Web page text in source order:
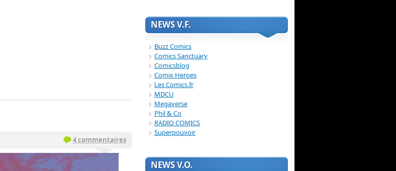
4 commentaires
NEWS V.F.
Buzz Comics
Comics Sanctuary
Comicsblog
Comix Heroes
Les Comics.fr
MDCU
Megaverse
Phil & Co
RADIO COMICS
Superpouvoir
NEWS V.O.